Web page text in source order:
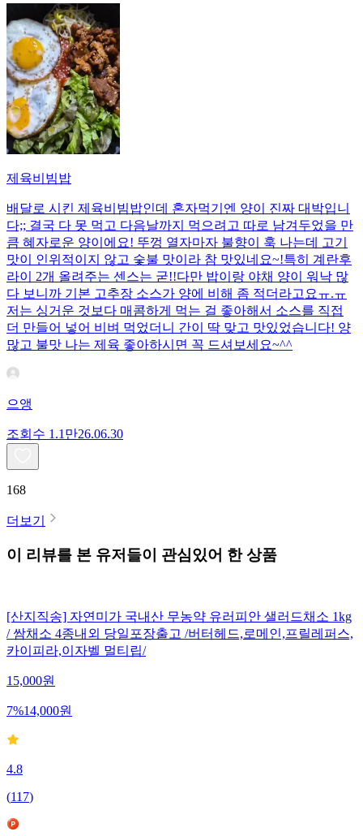
제육비빔밥
배달로 시킨 제육비빔밥인데 혼자먹기엔 양이 진짜 대박입니
다;; 결국 다 못 먹고 다음날까지 먹으려고 따로 남겨두었을 만
큼 혜자로운 양이에요! 뚜껑 열자마자 불향이 훅 나는데 고기
맛이 인위적이지 않고 숯불 맛이라 참 맛있네요~!특히 계란후
라이 2개 올려주는 센스는 굳!! ​다만 밥이랑 야채 양이 워낙 많
다 보니까 기본 고추장 소스가 양에 비해 좀 적더라고요ㅠ.ㅠ
저는 싱거운 것보다 매콤하게 먹는 걸 좋아해서 소스를 직접
더 만들어 넣어 비벼 먹었더니 간이 딱 맞고 맛있었습니다! 양
많고 불맛 나는 제육 좋아하시면 꼭 드셔보세요~^^
으앵
조회수 1.1만26.06.30
168
더보기
이 리뷰를 본 유저들이 관심있어 한 상품
[산지직송] 자연미가 국내산 무농약 유러피안 샐러드채소 1kg
/ 쌈채소 4종내외 당일포장출고 /버터헤드,로메인,프릴레퍼스,
카이피라,이자벨 멀티립/
15,000원
7%14,000원
4.8
(117)